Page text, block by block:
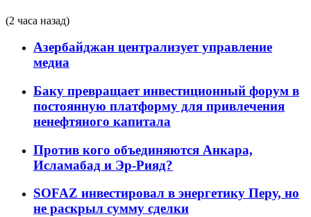
(2 часа назад)
Азербайджан централизует управление
медиа
Баку превращает инвестиционный форум в
постоянную платформу для привлечения
ненефтяного капитала
Против кого объединяются Анкара,
Исламабад и Эр-Рияд?
SOFAZ инвестировал в энергетику Перу, но
не раскрыл сумму сделки